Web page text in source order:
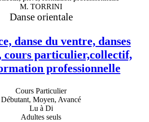
M. TORRINI
Danse orientale
danse du ventre, danses
cours particulier,collectif,
professionnelle
Cours Particulier
Débutant, Moyen, Avancé
Lu à Di
Adultes seuls